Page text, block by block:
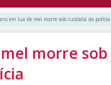
em lua de mel morre sob custódia da polícia
morre sob